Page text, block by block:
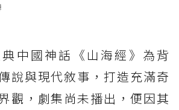
中國神話《山海經》為背
說與現代敘事，打造充滿奇
觀，劇集尚未播出，便因其